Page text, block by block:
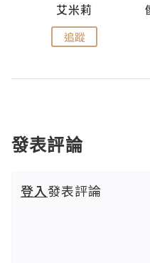
艾米莉
追蹤
發表評論
登入發表評論